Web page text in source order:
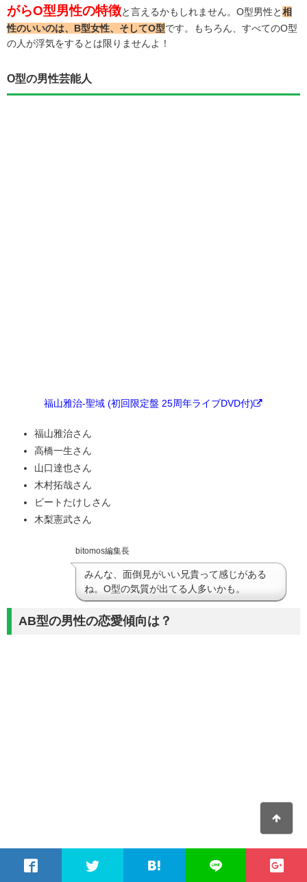
がらO型男性の特徴と言えるかもしれません。O型男性と相
性のいいのは、B型女性、そしてO型です。もちろん、すべてのO型
の人が浮気をするとは限りませんよ！
O型の男性芸能人
福山雅治-聖域 (初回限定盤 25周年ライブDVD付)
福山雅治さん
高橋一生さん
山口達也さん
木村拓哉さん
ビートたけしさん
木梨憲武さん
bitomos編集長
みんな、面倒見がいい兄貴って感じがある
ね。O型の気質が出てる人多いかも。
AB型の男性の恋愛傾向は？